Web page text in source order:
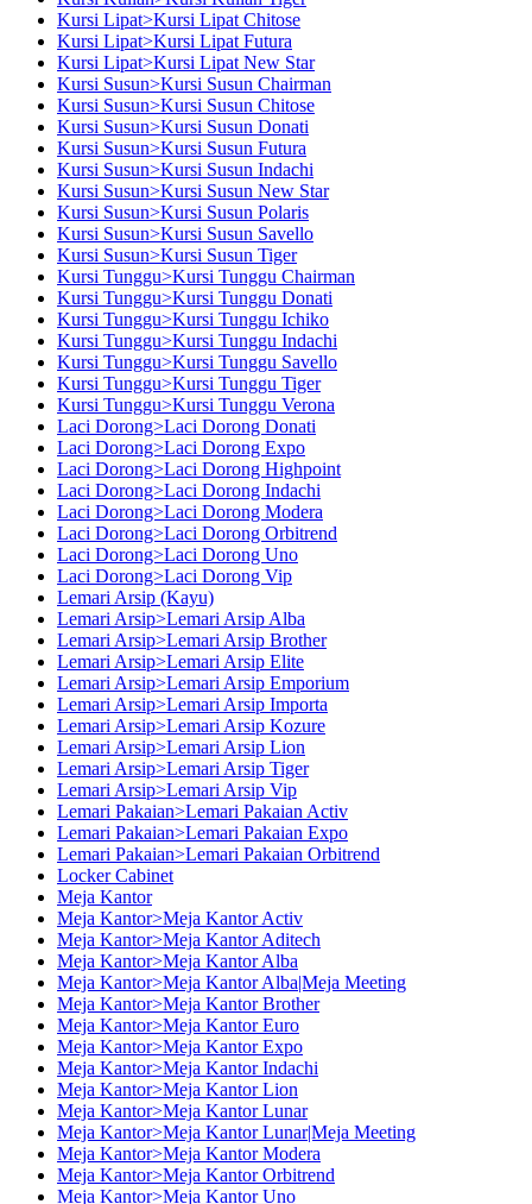
Kursi Lipat>Kursi Lipat Chitose
Kursi Lipat>Kursi Lipat Futura
Kursi Lipat>Kursi Lipat New Star
Kursi Susun>Kursi Susun Chairman
Kursi Susun>Kursi Susun Chitose
Kursi Susun>Kursi Susun Donati
Kursi Susun>Kursi Susun Futura
Kursi Susun>Kursi Susun Indachi
Kursi Susun>Kursi Susun New Star
Kursi Susun>Kursi Susun Polaris
Kursi Susun>Kursi Susun Savello
Kursi Susun>Kursi Susun Tiger
Kursi Tunggu>Kursi Tunggu Chairman
Kursi Tunggu>Kursi Tunggu Donati
Kursi Tunggu>Kursi Tunggu Ichiko
Kursi Tunggu>Kursi Tunggu Indachi
Kursi Tunggu>Kursi Tunggu Savello
Kursi Tunggu>Kursi Tunggu Tiger
Kursi Tunggu>Kursi Tunggu Verona
Laci Dorong>Laci Dorong Donati
Laci Dorong>Laci Dorong Expo
Laci Dorong>Laci Dorong Highpoint
Laci Dorong>Laci Dorong Indachi
Laci Dorong>Laci Dorong Modera
Laci Dorong>Laci Dorong Orbitrend
Laci Dorong>Laci Dorong Uno
Laci Dorong>Laci Dorong Vip
Lemari Arsip (Kayu)
Lemari Arsip>Lemari Arsip Alba
Lemari Arsip>Lemari Arsip Brother
Lemari Arsip>Lemari Arsip Elite
Lemari Arsip>Lemari Arsip Emporium
Lemari Arsip>Lemari Arsip Importa
Lemari Arsip>Lemari Arsip Kozure
Lemari Arsip>Lemari Arsip Lion
Lemari Arsip>Lemari Arsip Tiger
Lemari Arsip>Lemari Arsip Vip
Lemari Pakaian>Lemari Pakaian Activ
Lemari Pakaian>Lemari Pakaian Expo
Lemari Pakaian>Lemari Pakaian Orbitrend
Locker Cabinet
Meja Kantor
Meja Kantor>Meja Kantor Activ
Meja Kantor>Meja Kantor Aditech
Meja Kantor>Meja Kantor Alba
Meja Kantor>Meja Kantor Alba|Meja Meeting
Meja Kantor>Meja Kantor Brother
Meja Kantor>Meja Kantor Euro
Meja Kantor>Meja Kantor Expo
Meja Kantor>Meja Kantor Indachi
Meja Kantor>Meja Kantor Lion
Meja Kantor>Meja Kantor Lunar
Meja Kantor>Meja Kantor Lunar|Meja Meeting
Meja Kantor>Meja Kantor Modera
Meja Kantor>Meja Kantor Orbitrend
Meja Kantor>Meja Kantor Uno